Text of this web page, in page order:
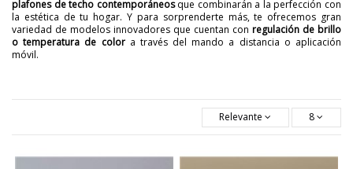
plafones de techo contemporáneosque combinarán a la perfección con
la estética de tu hogar. Y para sorprenderte más, te ofrecemos gran
variedad de modelos innovadores que cuentan con regulación de brillo
o temperatura de colora través del mando a distancia o aplicación
móvil.
Relevante 8